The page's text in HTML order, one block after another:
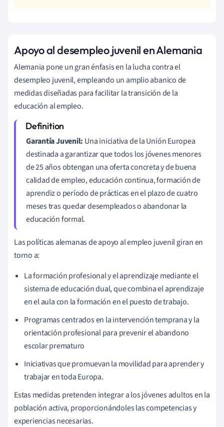
Apoyo al desempleo juvenil en Alemania
Alemania pone un gran énfasis en la lucha contra el
desempleo juvenil, empleando un amplio abanico de
medidas diseñadas para facilitar la transición de la
educación al empleo.
Garantía Juvenil: Una iniciativa de la Unión Europea
destinada a garantizar que todos los jóvenes menores
de 25 años obtengan una oferta concreta y de buena
calidad de empleo, educación continua, formación de
aprendiz o período de prácticas en el plazo de cuatro
meses tras quedar desempleados o abandonar la
educación formal.
Las políticas alemanas de apoyo al empleo juvenil giran en
torno a:
La formación profesional y el aprendizaje mediante el
sistema de educación dual, que combina el aprendizaje
en el aula con la formación en el puesto de trabajo.
Programas centrados en la intervención temprana y la
orientación profesional para prevenir el abandono
escolar prematuro
Iniciativas que promuevan la movilidad para aprender y
trabajar en toda Europa.
Estas medidas pretenden integrar a los jóvenes adultos en la
población activa, proporcionándoles las competencias y
experiencias necesarias.